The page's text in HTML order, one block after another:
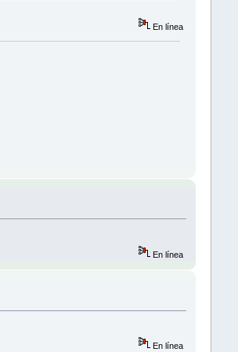
En línea
En línea
En línea